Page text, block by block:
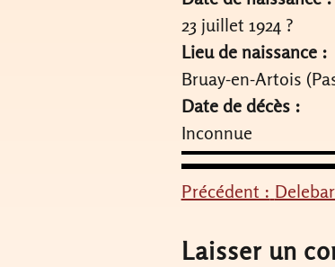
23 juillet 1924 ?
Lieu de naissance :
Bruay-en-Artois
Date de décès :
Inconnue
Navigation
de
Précédent :
Laisser un